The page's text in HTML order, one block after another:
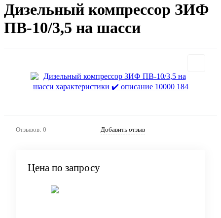
Дизельный компрессор ЗИФ
ПВ-10/3,5 на шасси
Отзывов: 0 Добавить отзыв
Цена по запросу